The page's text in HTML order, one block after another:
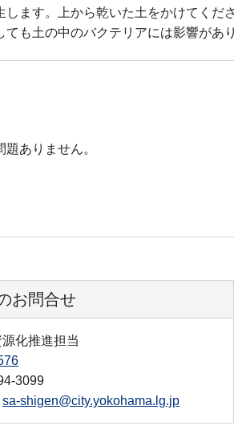
します。上から乾いた土をかけてくだ
ても土の中のバクテリアには影響があり
題ありません。
お問合せ
化推進担当
3099
sa-shigen@city.yokohama.lg.jp